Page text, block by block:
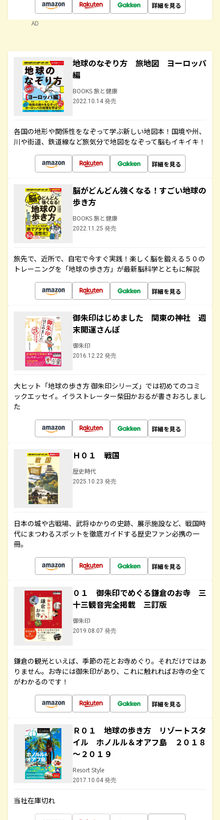
詳細を見る
AD
地球のなぞり方 旅地図 ヨーロッパ
編
BOOKS 旅と健康
2022.10.14 発売
各国の地形や関係性をなぞって学ぶ新しい地図本！国境や州、
川や街道、鉄道線など旅気分で地図をなぞって脳もイキイキ！
詳細を見る
脳がどんどん強くなる！すごい地球の
歩き方
BOOKS 旅と健康
2022.11.25 発売
旅先で、近所で、自宅で今すぐ実践！楽しく脳を鍛える５０の
トレーニングを「地球の歩き方」が最新脳科学とともに解説
詳細を見る
御朱印はじめました 関東の神社 週
末開運さんぽ
御朱印
2016.12.22 発売
大ヒット「地球の歩き方 御朱印シリーズ」では初めてのコミ
ックエッセイ。イラストレーター柴田かおるが書きおろしまし
た
詳細を見る
Ｈ０１ 戦国
歴史時代
2025.10.23 発売
日本の城や古戦場、武将ゆかりの史跡、展示施設など、戦国時
代にまつわるスポットを徹底ガイドする歴史ファン必携の一
冊。
詳細を見る
０１ 御朱印でめぐる鎌倉のお寺 三
十三観音完全掲載 三訂版
御朱印
2019.08.07 発売
鎌倉の観光といえば、季節の花とお寺めぐり。それだけではあ
りません。お寺には御朱印があり、これに触れればお寺の全て
がわかるのです！
詳細を見る
Ｒ０１ 地球の歩き方 リゾートスタ
イル ホノルル＆オアフ島 ２０１８
～２０１９
Resort Style
2017.10.04 発売
当社在庫切れ